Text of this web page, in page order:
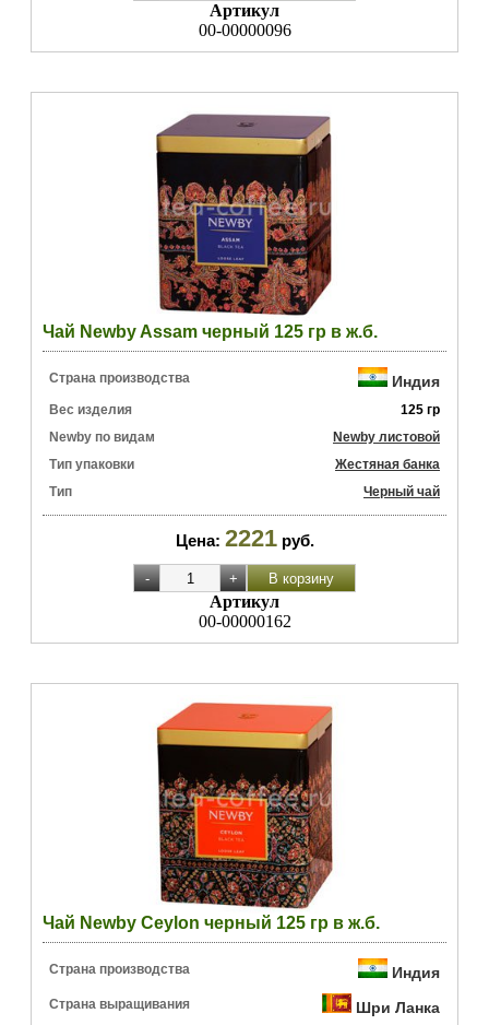
Артикул
00-00000096
Чай Newby Assam черный 125 гр в ж.б.
Страна производства Индия
Вес изделия
125 гр
Newby по видам
Newby листовой
Тип упаковки
Жестяная банка
Тип
Черный чай
Цена: 2221 руб.
Артикул
00-00000162
Чай Newby Ceylon черный 125 гр в ж.б.
Страна производства Индия
Страна выращивания Шри Ланка